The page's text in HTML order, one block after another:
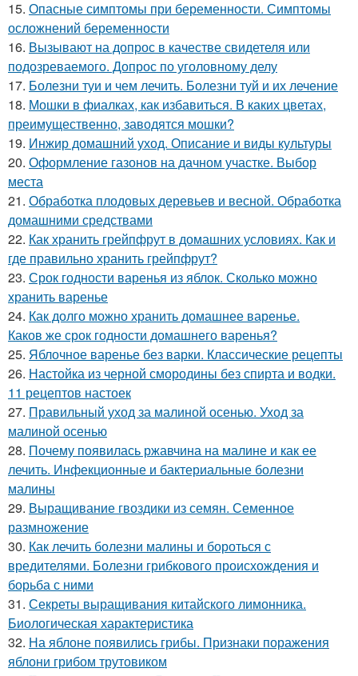
15. Опасные симптомы при беременности. Симптомы
осложнений беременности
16. Вызывают на допрос в качестве свидетеля или
подозреваемого. Допрос по уголовному делу
17. Болезни туи и чем лечить. Болезни туй и их лечение
18. Мошки в фиалках, как избавиться. В каких цветах,
преимущественно, заводятся мошки?
19. Инжир домашний уход. Описание и виды культуры
20. Оформление газонов на дачном участке. Выбор
места
21. Обработка плодовых деревьев и весной. Обработка
домашними средствами
22. Как хранить грейпфрут в домашних условиях. Как и
где правильно хранить грейпфрут?
23. Срок годности варенья из яблок. Сколько можно
хранить варенье
24. Как долго можно хранить домашнее варенье.
Каков же срок годности домашнего варенья?
25. Яблочное варенье без варки. Классические рецепты
26. Настойка из черной смородины без спирта и водки.
11 рецептов настоек
27. Правильный уход за малиной осенью. Уход за
малиной осенью
28. Почему появилась ржавчина на малине и как ее
лечить. Инфекционные и бактериальные болезни
малины
29. Выращивание гвоздики из семян. Семенное
размножение
30. Как лечить болезни малины и бороться с
вредителями. Болезни грибкового происхождения и
борьба с ними
31. Секреты выращивания китайского лимонника.
Биологическая характеристика
32. На яблоне появились грибы. Признаки поражения
яблони грибом трутовиком